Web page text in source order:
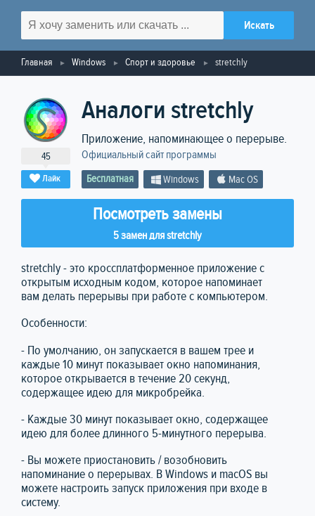
Главная Windows Спорт и здоровье stretchly
45
Лайк
Аналоги stretchly
Приложение, напоминающее о перерыве.
Официальный сайт программы
Бесплатная Windows Mac OS
Посмотреть замены
5 замен для stretchly
stretchly - это кроссплатформенное приложение с
открытым исходным кодом, которое напоминает
вам делать перерывы при работе с компьютером.
Особенности:
- По умолчанию, он запускается в вашем трее и
каждые 10 минут показывает окно напоминания,
которое открывается в течение 20 секунд,
содержащее идею для микробрейка.
- Каждые 30 минут показывает окно, содержащее
идею для более длинного 5-минутного перерыва.
- Вы можете приостановить / возобновить
напоминание о перерывах. В Windows и macOS вы
можете настроить запуск приложения при входе в
систему.